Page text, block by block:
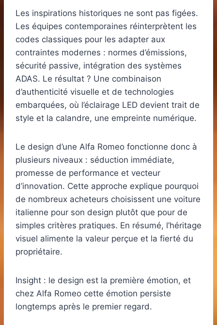
Les inspirations historiques ne sont pas figées.
Les équipes contemporaines réinterprètent les
codes classiques pour les adapter aux
contraintes modernes : normes d’émissions,
sécurité passive, intégration des systèmes
ADAS. Le résultat ? Une combinaison
d’authenticité visuelle et de technologies
embarquées, où l’éclairage LED devient trait de
style et la calandre, une empreinte numérique.
Le design d’une Alfa Romeo fonctionne donc à
plusieurs niveaux : séduction immédiate,
promesse de performance et vecteur
d’innovation. Cette approche explique pourquoi
de nombreux acheteurs choisissent une voiture
italienne pour son design plutôt que pour de
simples critères pratiques. En résumé, l’héritage
visuel alimente la valeur perçue et la fierté du
propriétaire.
Insight : le design est la première émotion, et
chez Alfa Romeo cette émotion persiste
longtemps après le premier regard.